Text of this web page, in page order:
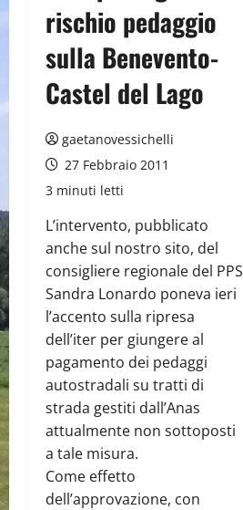
rischio pedaggio
sulla Benevento-
Castel del Lago
gaetanovessichelli
27 Febbraio 2011
3 minuti letti
L’intervento, pubblicato
anche sul nostro sito, del
consigliere regionale del PPS
Sandra Lonardo poneva ieri
l’accento sulla ripresa
dell’iter per giungere al
pagamento dei pedaggi
autostradali su tratti di
strada gestiti dall’Anas
attualmente non sottoposti
a tale misura.
Come effetto
dell’approvazione, con